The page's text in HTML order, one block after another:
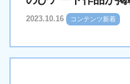
2023.10.16 コンテンツ新着